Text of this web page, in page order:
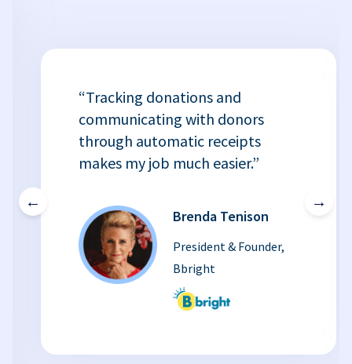
←
“Tracking donations and
communicating with donors
through automatic receipts
makes my job much easier.”
Brenda Tenison
President & Founder,
Bbright
→